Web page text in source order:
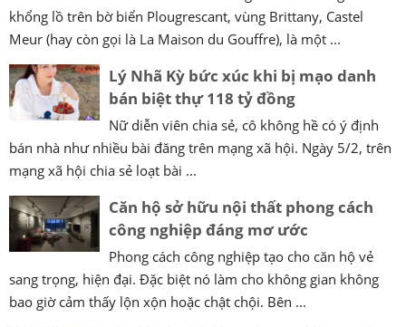
khổng lồ trên bờ biển Plougrescant, vùng Brittany, Castel
Meur (hay còn gọi là La Maison du Gouffre), là một ...
Lý Nhã Kỳ bức xúc khi bị mạo danh
bán biệt thự 118 tỷ đồng
Nữ diễn viên chia sẻ, cô không hề có ý định
bán nhà như nhiều bài đăng trên mạng xã hội. Ngày 5/2, trên
mạng xã hội chia sẻ loạt bài ...
Căn hộ sở hữu nội thất phong cách
công nghiệp đáng mơ ước
Phong cách công nghiệp tạo cho căn hộ vẻ
sang trọng, hiện đại. Đặc biệt nó làm cho không gian không
bao giờ cảm thấy lộn xộn hoặc chật chội. Bên ...